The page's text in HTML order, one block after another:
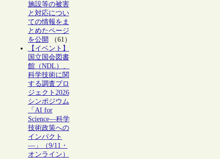
施設等の被害
と対応につい
ての情報をま
とめたページ
を公開
（61）
【イベント】
国立国会図書
館（NDL）、
科学技術に関
する調査プロ
ジェクト2026
シンポジウム
「AI for
Science―科学
技術政策への
インパクト
―」（9/11・
オンライン）